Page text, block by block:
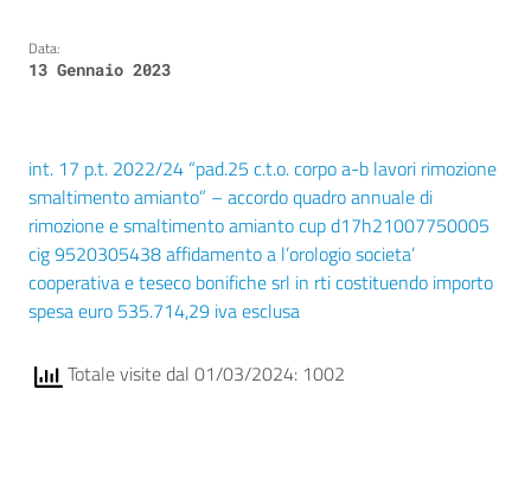
Data:
13 Gennaio 2023
int. 17 p.t. 2022/24 “pad.25 c.t.o. corpo a-b lavori rimozione
smaltimento amianto” – accordo quadro annuale di
rimozione e smaltimento amianto cup d17h21007750005
cig 9520305438 affidamento a l’orologio societa’
cooperativa e teseco bonifiche srl in rti costituendo importo
spesa euro 535.714,29 iva esclusa
Totale visite dal 01/03/2024: 1002